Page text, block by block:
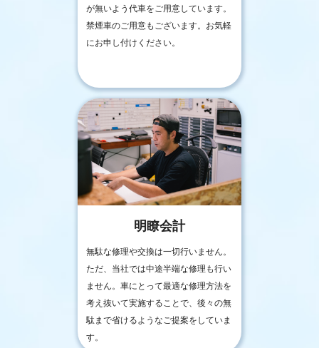
が無いよう代車をご用意しています。
禁煙車のご用意もございます。お気軽
にお申し付けください。
明瞭会計
無駄な修理や交換は一切行いません。
ただ、当社では中途半端な修理も行い
ません。車にとって最適な修理方法を
考え抜いて実施することで、後々の無
駄まで省けるようなご提案をしていま
す。